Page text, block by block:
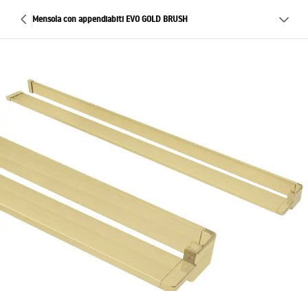
Mensola con appendiabiti EVO GOLD BRUSH